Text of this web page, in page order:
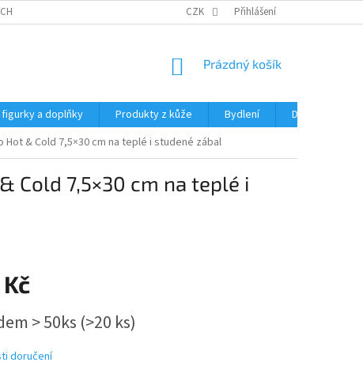
OSOBNÍCH ÚDAJŮ CZK Přihlášení
NÁKUPNÍ
Prázdný košík
a doplňky Produkty z kůže Bydlení
Domácnost
& Cold 7,5×30 cm na teplé i studené zábal
Cold 7,5×30 cm na teplé i
> 50ks (>20 ks)
doručení